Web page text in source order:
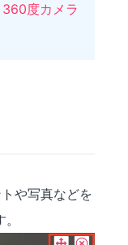
度カメラ
や写真などを